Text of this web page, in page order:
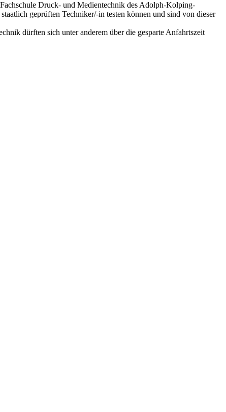
Druck- und Medientechnik des Adolph-Kolping-
geprüften Techniker/-in testen können und sind von dieser
dürften sich unter anderem über die gesparte Anfahrtszeit